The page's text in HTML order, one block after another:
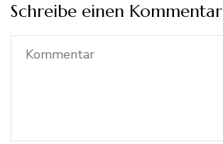
Schreibe einen Kommentar